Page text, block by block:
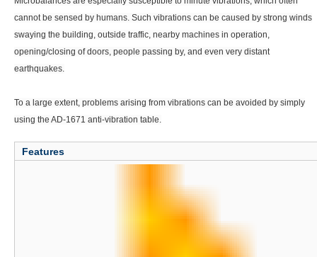
cannot be sensed by humans. Such vibrations can be caused by strong winds
swaying the building, outside traffic, nearby machines in operation,
opening/closing of doors, people passing by, and even very distant
earthquakes.
To a large extent, problems arising from vibrations can be avoided by simply
using the AD-1671 anti-vibration table.
Features